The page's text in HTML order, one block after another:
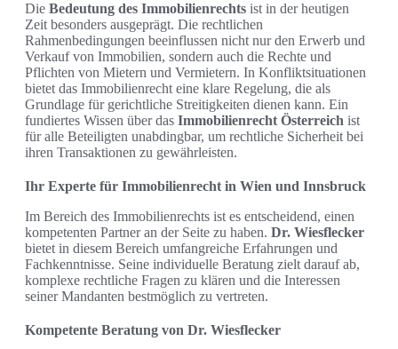
Die Bedeutung des Immobilienrechts ist in der heutigen
Zeit besonders ausgeprägt. Die rechtlichen
Rahmenbedingungen beeinflussen nicht nur den Erwerb und
Verkauf von Immobilien, sondern auch die Rechte und
Pflichten von Mietern und Vermietern. In Konfliktsituationen
bietet das Immobilienrecht eine klare Regelung, die als
Grundlage für gerichtliche Streitigkeiten dienen kann. Ein
fundiertes Wissen über das Immobilienrecht Österreich ist
für alle Beteiligten unabdingbar, um rechtliche Sicherheit bei
ihren Transaktionen zu gewährleisten.
Ihr Experte für Immobilienrecht in Wien und Innsbruck
Im Bereich des Immobilienrechts ist es entscheidend, einen
kompetenten Partner an der Seite zu haben. Dr. Wiesflecker
bietet in diesem Bereich umfangreiche Erfahrungen und
Fachkenntnisse. Seine individuelle Beratung zielt darauf ab,
komplexe rechtliche Fragen zu klären und die Interessen
seiner Mandanten bestmöglich zu vertreten.
Kompetente Beratung von Dr. Wiesflecker